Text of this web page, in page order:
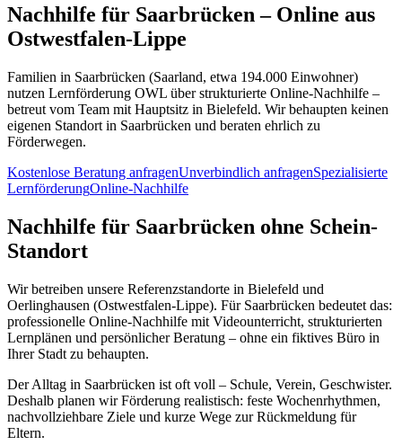
Nachhilfe für Saarbrücken – Online aus
Ostwestfalen-Lippe
Familien in Saarbrücken (Saarland, etwa 194.000 Einwohner)
nutzen Lernförderung OWL über strukturierte Online-Nachhilfe –
betreut vom Team mit Hauptsitz in Bielefeld. Wir behaupten keinen
eigenen Standort in Saarbrücken und beraten ehrlich zu
Förderwegen.
Kostenlose Beratung anfragenUnverbindlich anfragenSpezialisierte
LernförderungOnline-Nachhilfe
Nachhilfe für Saarbrücken ohne Schein-
Standort
Wir betreiben unsere Referenzstandorte in Bielefeld und
Oerlinghausen (Ostwestfalen-Lippe). Für Saarbrücken bedeutet das:
professionelle Online-Nachhilfe mit Videounterricht, strukturierten
Lernplänen und persönlicher Beratung – ohne ein fiktives Büro in
Ihrer Stadt zu behaupten.
Der Alltag in Saarbrücken ist oft voll – Schule, Verein, Geschwister.
Deshalb planen wir Förderung realistisch: feste Wochenrhythmen,
nachvollziehbare Ziele und kurze Wege zur Rückmeldung für
Eltern.